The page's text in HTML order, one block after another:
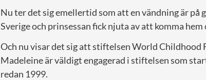
Nu ter det sig emellertid som att en vändning är på
Sverige och prinsessan fick njuta av att komma
Och nu visar det sig att stiftelsen World
Madeleine är väldigt engagerad i stiftelsen som
redan 1999.